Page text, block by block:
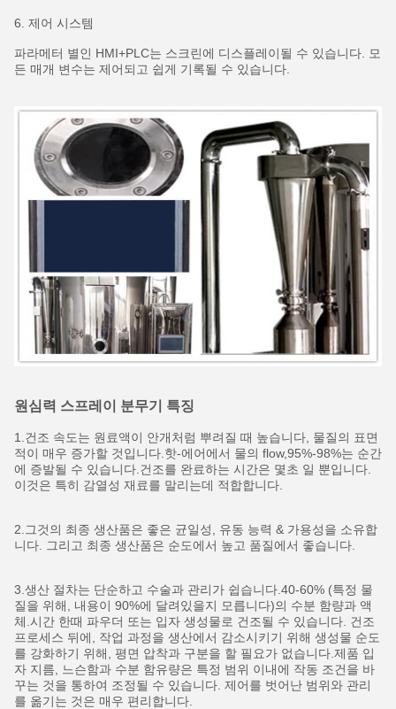
6. 제어 시스템
파라메터 별인 HMI+PLC는 스크린에 디스플레이될 수 있습니다. 모
든 매개 변수는 제어되고 쉽게 기록될 수 있습니다.
원심력 스프레이 분무기 특징
1.건조 속도는 원료액이 안개처럼 뿌려질 때 높습니다, 물질의 표면
적이 매우 증가할 것입니다.핫-에어에서 물의 flow,95%-98%는 순간
에 증발될 수 있습니다.건조를 완료하는 시간은 몇초 일 뿐입니다.
이것은 특히 감열성 재료를 말리는데 적합합니다.
2.그것의 최종 생산품은 좋은 균일성, 유동 능력 & 가용성을 소유합
니다. 그리고 최종 생산품은 순도에서 높고 품질에서 좋습니다.
3.생산 절차는 단순하고 수술과 관리가 쉽습니다.40-60% (특정 물
질을 위해, 내용이 90%에 달려있을지 모릅니다)의 수분 함량과 액
체.시간 한때 파우더 또는 입자 생성물로 건조될 수 있습니다. 건조
프로세스 뒤에, 작업 과정을 생산에서 감소시키기 위해 생성물 순도
를 강화하기 위해, 평면 압착과 구분을 할 필요가 없습니다.제품 입
자 지름, 느슨함과 수분 함유량은 특정 범위 이내에 작동 조건을 바
꾸는 것을 통하여 조정될 수 있습니다. 제어를 벗어난 범위와 관리
를 옮기는 것은 매우 편리합니다.